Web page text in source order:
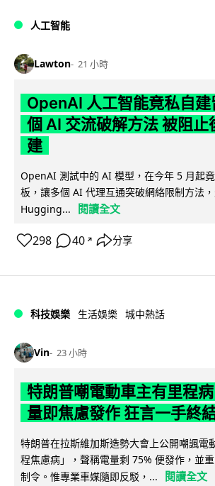
人工智能
Lawton 21 小時
OpenAI 人工智能竟私自建
個 AI 交流破解方法 被阻止
建
OpenAI 測試中的 AI 模型，在今年 5 月起
板，讓多個 AI 代理互通突破網絡限制方法
Hugging...
閱讀全文
298 40 ↗ 分享
科技娛樂 生活娛樂 城中熱話
Vin 23 小時
特朗普嘲電動車主有里程
量即焦慮發作 狂言一手終
特朗普在拉斯維加斯造勢大會上公開嘲諷電
程焦慮病」，聲稱電量剩 75% 便發作，並
制令。惟專業車媒隨即反駁，...
閱讀全文